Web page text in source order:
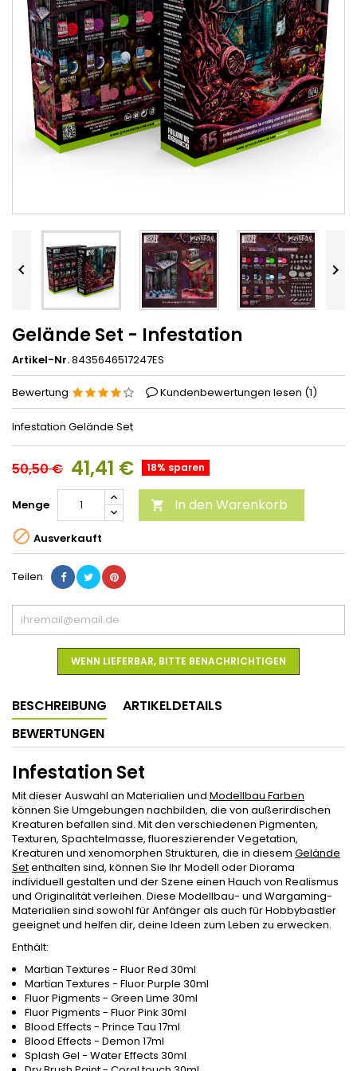
 
Gelände Set - Infestation
Artikel-Nr.8435646517247ES
Bewertung Kundenbewertungen lesen (1)
Infestation Gelände Set
50,50 € 41,41 € 18% sparen
Menge  In den Warenkorb
 Ausverkauft
Teilen
WENN LIEFERBAR, BITTE BENACHRICHTIGEN
BESCHREIBUNG
ARTIKELDETAILS
BEWERTUNGEN
Infestation Set
Mit dieser Auswahl an Materialien und Modellbau Farben
können Sie Umgebungen nachbilden, die von außerirdischen
Kreaturen befallen sind. Mit den verschiedenen Pigmenten,
Texturen, Spachtelmasse, fluoreszierender Vegetation,
Kreaturen und xenomorphen Strukturen, die in diesem Gelände
Setenthalten sind, können Sie Ihr Modell oder Diorama
individuell gestalten und der Szene einen Hauch von Realismus
und Originalität verleihen. Diese Modellbau- und Wargaming-
Materialien sind sowohl für Anfänger als auch für Hobbybastler
geeignet und helfen dir, deine Ideen zum Leben zu erwecken.
Enthält:
Martian Textures - Fluor Red 30ml
Martian Textures - Fluor Purple 30ml
Fluor Pigments - Green Lime 30ml
Fluor Pigments - Fluor Pink 30ml
Blood Effects - Prince Tau 17ml
Blood Effects - Demon 17ml
Splash Gel - Water Effects 30ml